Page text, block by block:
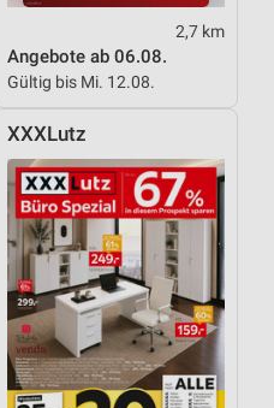
2,7 km
Angebote ab 06.08.
Gültig bis Mi. 12.08.
XXXLutz